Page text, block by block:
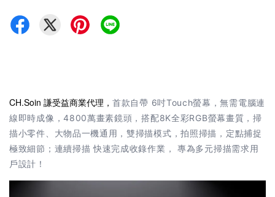
CH.Soin 謙受益商業代理， 首款自帶 6吋Touch螢幕，無需電腦連
線即時成像，4800萬畫素鏡頭，搭配8K全彩RGB螢幕畫質，掃
描小零件、大物品一機通用，雙掃描模式，拍照掃描，定點捕捉
極致細節；連續掃描 快速完成收錄作業， 專為多元掃描需求用
戶設計！